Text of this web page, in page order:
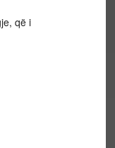
që i